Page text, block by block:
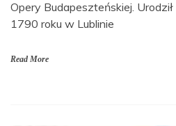
Opery Budapeszteńskiej.
1790 roku w Lublinie
Read More